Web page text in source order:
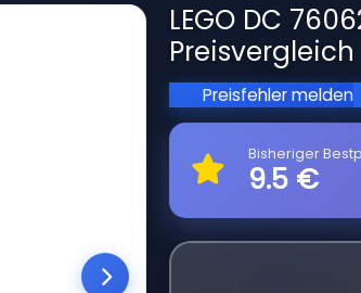
LEGO DC
Preisvergleich
Preisfehler melden
Bisheriger
9.5 €